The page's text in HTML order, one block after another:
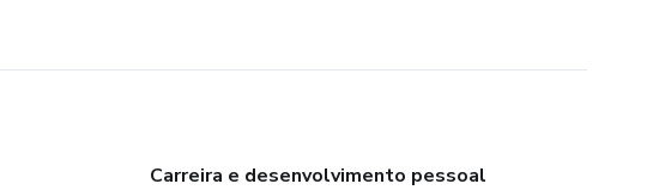
Carreira e desenvolvimento pessoal